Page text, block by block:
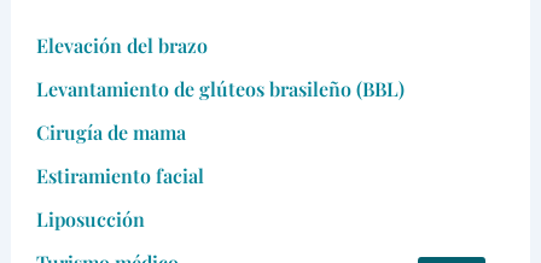
Elevación del brazo
Levantamiento de glúteos brasileño (BBL)
Cirugía de mama
Estiramiento facial
Liposucción